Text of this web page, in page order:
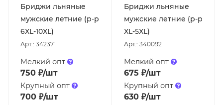
Бриджи льняные
мужские летние (р-р
6XL-10XL)
Арт.: 342371
Мелкий опт
750 ₽/шт
Крупный опт
700 ₽/шт
Бриджи льняные
мужские летние (р-р
XL-5XL)
Арт.: 340092
Мелкий опт
675 ₽/шт
Крупный опт
630₽/шт